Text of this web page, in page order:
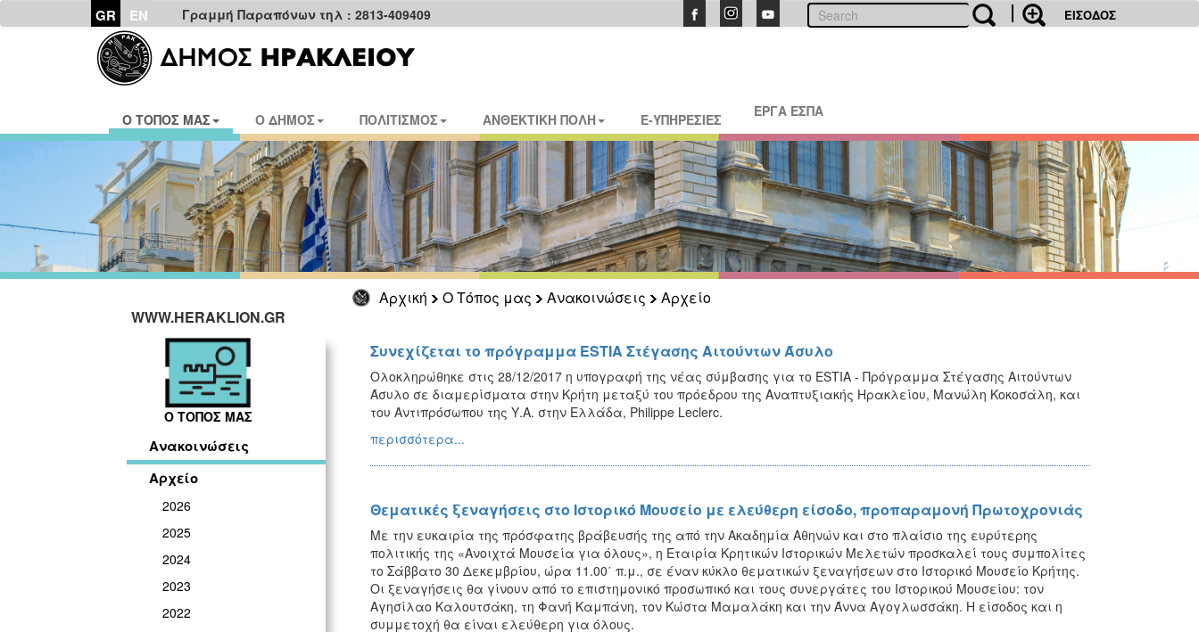
GR EN Γραμμή Παραπόνων τηλ : 2813-409409 ΕΙΣΟΔΟΣ
Ο ΤΟΠΟΣ ΜΑΣ Ο ΔΗΜΟΣ ΠΟΛΙΤΙΣΜΟΣ ΑΝΘΕΚΤΙΚΗ ΠΟΛΗ E-ΥΠΗΡΕΣΙΕΣ ΕΡΓΑ ΕΣΠΑ
Αρχική Ο Τόπος μας Ανακοινώσεις
Αρχείο
WWW.HERAKLION.GR
Ο ΤΟΠΟΣ ΜΑΣ
Ανακοινώσεις
Αρχείο
2026
2025
2024
2023
2022
Συνεχίζεται το πρόγραμμα ESTIA Στέγασης Αιτούντων Άσυλο
Ολοκληρώθηκε στις 28/12/2017 η υπογραφή της νέας σύμβασης για το ESTIA - Πρόγραμμα Στέγασης Αιτούντων
Άσυλο σε διαμερίσματα στην Κρήτη μεταξύ του πρόεδρου της Αναπτυξιακής Ηρακλείου, Μανώλη Κοκοσάλη, και
του Αντιπρόσωπου της Υ.Α. στην Ελλάδα, Philippe Leclerc.
περισσότερα...
Θεματικές ξεναγήσεις στο Ιστορικό Μουσείο με ελεύθερη είσοδο, προπαραμονή Πρωτοχρονιάς
Mε την ευκαιρία της πρόσφατης βράβευσής της από την Ακαδημία Αθηνών και στο πλαίσιο της ευρύτερης
πολιτικής της «Ανοιχτά Μουσεία για όλους», η Εταιρία Κρητικών Ιστορικών Μελετών προσκαλεί τους συμπολίτες
το Σάββατο 30 Δεκεμβρίου, ώρα 11.00΄ π.μ., σε έναν κύκλο θεματικών ξεναγήσεων στο Ιστορικό Μουσείο Κρήτης.
Οι ξεναγήσεις θα γίνουν από το επιστημονικό προσωπικό και τους συνεργάτες του Ιστορικού Μουσείου: τον
Αγησίλαο Καλουτσάκη, τη Φανή Καμπάνη, τον Κώστα Μαμαλάκη και την Άννα Αγογλωσσάκη. Η είσοδος και η
συμμετοχή θα είναι ελεύθερη για όλους.